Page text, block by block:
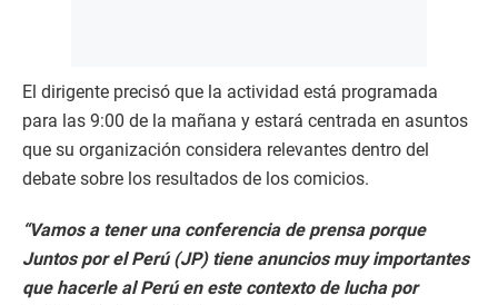
El dirigente precisó que la actividad está programada
para las 9:00 de la mañana y estará centrada en asuntos
que su organización considera relevantes dentro del
debate sobre los resultados de los comicios.
“Vamos a tener una conferencia de prensa porque
Juntos por el Perú (JP) tiene anuncios muy importantes
que hacerle al Perú en este contexto de lucha por